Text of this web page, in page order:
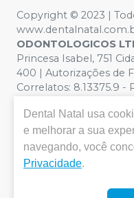
Copyright © 2023 |
ODONTOLOGICOS
Princesa Isabel, 751
400 | Autorizações de
Correlatos: 8.13375.9 -
Privacidade e
Os preços e condições
alterações. Em caso
valor válido é o do
atender compras de
Dental Natal usa
e melhorar a sua
navegando, você
Privacidade.